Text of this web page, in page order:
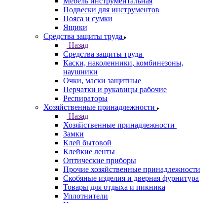
Подвески для инструментов
Пояса и сумки
Ящики
Средства защиты труда
Назад
Средства защиты труда
Каски, наколенники, комбинезоны,
наушники
Очки, маски защитные
Перчатки и рукавицы рабочие
Респираторы
Хозяйственные принадлежности
Назад
Хозяйственные принадлежности
Замки
Клей бытовой
Клейкие ленты
Оптические приборы
Прочие хозяйственные принадлежности
Скобяные изделия и дверная фурнитура
Товары для отдыха и пикника
Уплотнители